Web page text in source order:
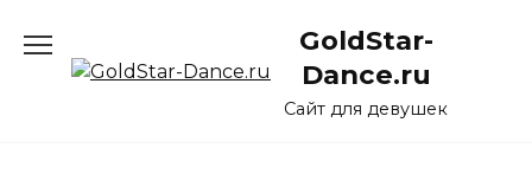
содержанию
GoldStar-
Dance.ru
Сайт для девушек